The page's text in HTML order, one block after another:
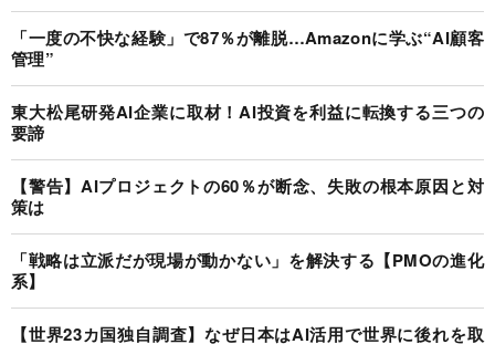
「一度の不快な経験」で87％が離脱…Amazonに学ぶ“AI顧客
管理”
東大松尾研発AI企業に取材！AI投資を利益に転換する三つの
要諦
【警告】AIプロジェクトの60％が断念、失敗の根本原因と対
策は
「戦略は立派だが現場が動かない」を解決する【PMOの進化
系】
【世界23カ国独自調査】なぜ日本はAI活用で世界に後れを取